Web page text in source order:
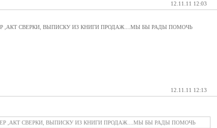
12.11.11 12:03
СВЕРКИ, ВЫПИСКУ ИЗ КНИГИ ПРОДАЖ....МЫ БЫ РАДЫ ПОМОЧЬ
12.11.11 12:13
,АКТ СВЕРКИ, ВЫПИСКУ ИЗ КНИГИ ПРОДАЖ....МЫ БЫ РАДЫ ПОМОЧЬ